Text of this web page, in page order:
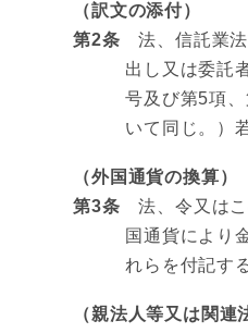
（訳文の添付）
第2条 法、信託業法
出し又は委託
号及び第5項
いて同じ。）
（外国通貨の換算）
第3条 法、令又はこ
国通貨により
れらを付記す
（親法人等又は関連